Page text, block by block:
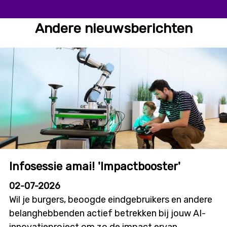
Andere nieuwsberichten
Infosessie amai! 'Impactbooster'
02-07-2026
Wil je burgers, beoogde eindgebruikers en andere
belanghebbenden actief betrekken bij jouw AI-